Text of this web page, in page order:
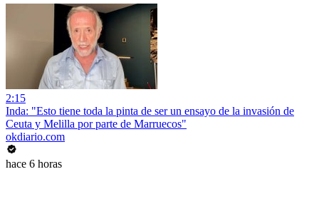
2:15
Inda: "Esto tiene toda la pinta de ser un ensayo de la invasión de
Ceuta y Melilla por parte de Marruecos"
okdiario.com
hace 6 horas